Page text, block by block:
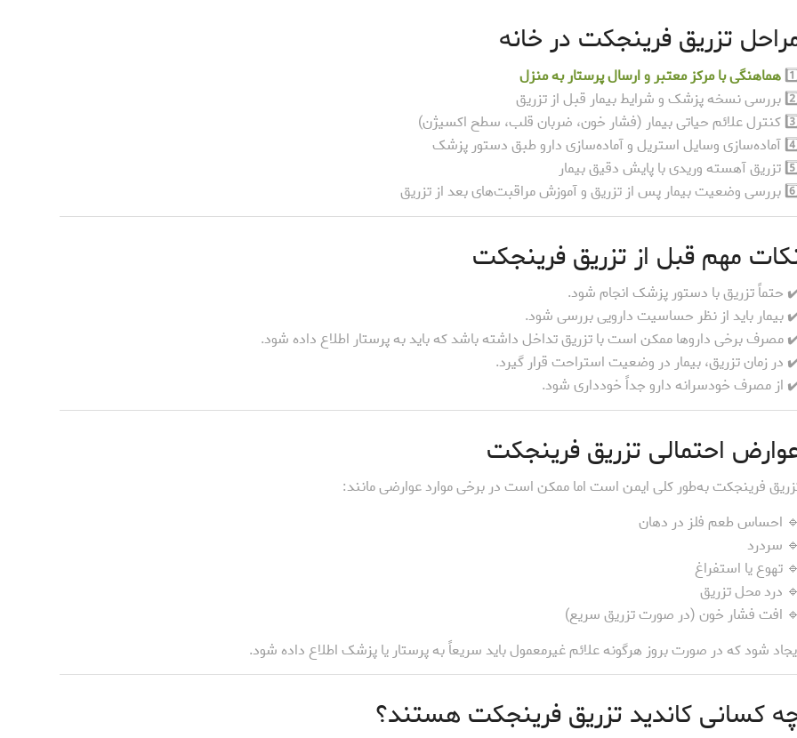
تزریق فرینجکت در خانه
هماهنگی با مرکز معتبر و ارسال پرستار به منزل
بیمار قبل از تزریق
خون، ضربان قلب، سطح اکسیژن)
آماده‌سازی دارو طبق دستور پزشک
با پایش دقیق بیمار
و آموزش مراقبت‌های بعد از تزریق
مهم قبل از تزریق فرینجکت
حتماً تزریق با دستور پزشک انجام شود.
بیمار باید از نظر حساسیت دارویی بررسی شود.
مصرف برخی داروها ممکن است با تزریق تداخل داشته باشد که باید به پرستار اطلاع داده شود.
در زمان تزریق، بیمار در وضعیت استراحت قرار گیرد.
از مصرف خودسرانه دارو جداً خودداری شود.
احتمالی تزریق فرینجکت
فرینجکت به‌طور کلی ایمن است اما ممکن است در برخی موارد عوارضی مانند:
🔹 احساس طعم فلز در دهان
🔹 سردرد
🔹 تهوع یا استفراغ
🔹 درد محل تزریق
🔹 افت فشار خون (در صورت تزریق سریع)
شود که در صورت بروز هرگونه علائم غیرمعمول باید سریعاً به پرستار یا پزشک اطلاع داده شود.
کسانی کاندید تزریق فرینجکت هستند؟